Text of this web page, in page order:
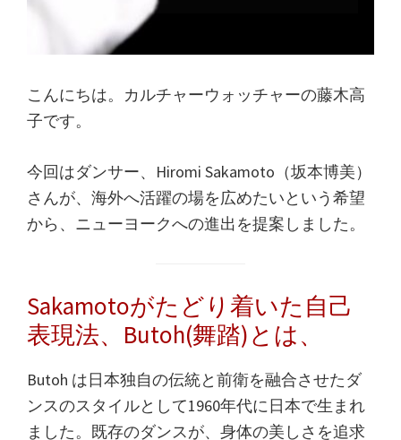
こんにちは。カルチャーウォッチャーの藤木高
子です。
今回はダンサー、Hiromi Sakamoto（坂本博美）
さんが、海外へ活躍の場を広めたいという希望
から、ニューヨークへの進出を提案しました。
Sakamotoがたどり着いた自己
表現法、Butoh(舞踏)とは、
Butoh は日本独自の伝統と前衛を融合させたダ
ンスのスタイルとして1960年代に日本で生まれ
ました。既存のダンスが、身体の美しさを追求